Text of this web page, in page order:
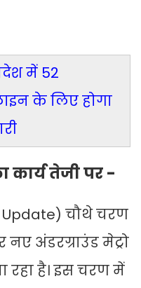
में 52
के लिए होगा
कार्य तेजी पर -
Update) चौथे चरण
अंडरग्राउंड मेट्रो
रहा है। इस चरण में